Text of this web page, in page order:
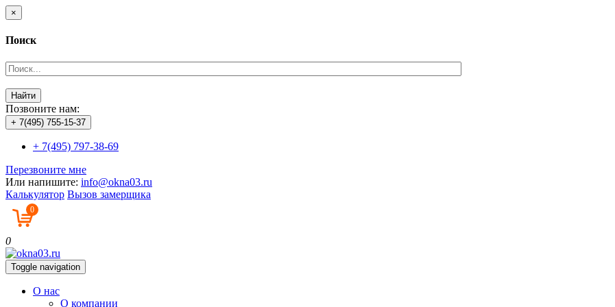
×
Поиск
Найти
Позвоните нам:
+ 7(495) 755-15-37
+ 7(495) 797-38-69
Перезвоните мне
Или напишите: info@okna03.ru
Калькулятор Вызов замерщика
0
0
Toggle navigation
О нас
О компании